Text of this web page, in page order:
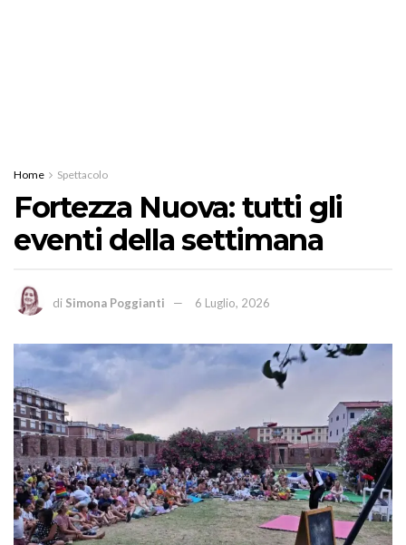
Home Spettacolo
Fortezza Nuova: tutti gli
eventi della settimana
di Simona Poggianti 6 Luglio, 2026